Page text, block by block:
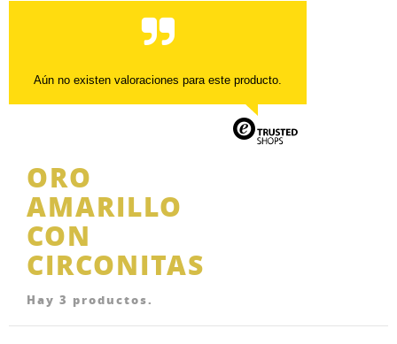
Aún no existen valoraciones para este producto.
ORO
AMARILLO
CON
CIRCONITAS
Hay 3 productos.